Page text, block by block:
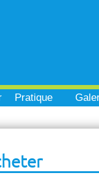
Pratique